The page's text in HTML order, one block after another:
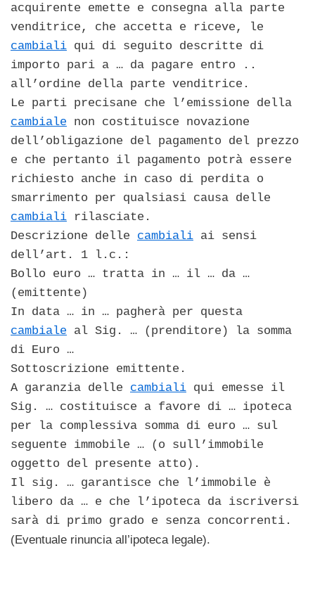
acquirente emette e consegna alla parte
venditrice, che accetta e riceve, le
cambiali qui di seguito descritte di
importo pari a … da pagare entro ..
all’ordine della parte venditrice.
Le parti precisane che l’emissione della
cambiale non costituisce novazione
dell’obligazione del pagamento del prezzo
e che pertanto il pagamento potrà essere
richiesto anche in caso di perdita o
smarrimento per qualsiasi causa delle
cambiali rilasciate.
Descrizione delle cambiali ai sensi
dell’art. 1 l.c.:
Bollo euro … tratta in … il … da …
(emittente)
In data … in … pagherà per questa
cambiale al Sig. … (prenditore) la somma
di Euro …
Sottoscrizione emittente.
A garanzia delle cambiali qui emesse il
Sig. … costituisce a favore di … ipoteca
per la complessiva somma di euro … sul
seguente immobile … (o sull’immobile
oggetto del presente atto).
Il sig. … garantisce che l’immobile è
libero da … e che l’ipoteca da iscriversi
sarà di primo grado e senza concorrenti.
(Eventuale rinuncia all’ipoteca legale).